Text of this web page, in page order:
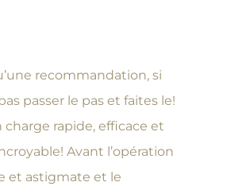
recommandation, si
passer le pas et faites le!
charge rapide, efficace et
Avant l’opération
et astigmate et le